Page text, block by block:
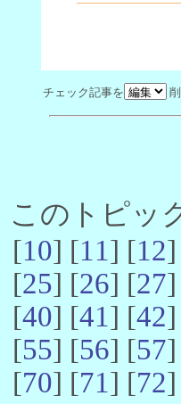
チェック記事を
このトピッ
[10] [11] [12
[25] [26] [27
[40] [41] [42
[55] [56] [57
[70] [71] [72